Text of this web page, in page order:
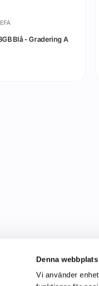
Denna
Vi använder
Blå - Gradering A